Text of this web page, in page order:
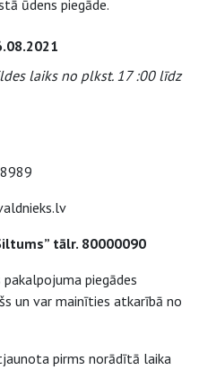
ūdens piegāde.
laiks no plkst. 17 :00 līdz
tālr. 80000090
piegādes
un var mainīties atkarībā no
pirms norādītā laika